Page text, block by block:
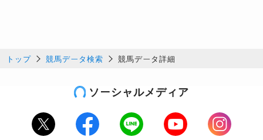
トップ 競馬データ検索 競馬データ詳細
ソーシャルメディア